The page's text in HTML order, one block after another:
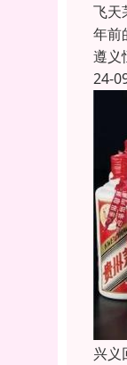
飞天
年前
遵义
24-
兴义